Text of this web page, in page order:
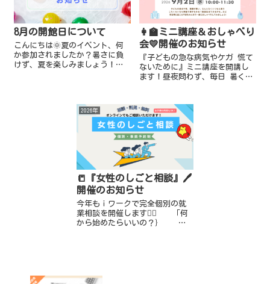
8月の開館日について
こんにちは🌞夏のイベント、何
か参加されましたか？暑さに負
けず、夏を楽しみましょう！ｉ
日(水)～8月14日(金)、8月...
👩‍🏫ミニ講座＆おしゃべり
会💛開催のお知らせ
『子どもの急な病気やケガ 慌て
ないために』ミニ講座を開講し
ます！昼夜問わず、毎日 暑くて
う子どもの様子に、集団生活ど
うしよう😥受診する？これくら
いなら...
2026年
📒『女性のしごと相談』🖊️
開催のお知らせ
今年もｉワークで完全個別の就
業相談を開催します💁‍♀️ 「何
から始めたらいいの？｝